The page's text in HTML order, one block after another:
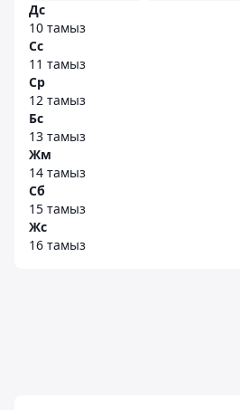
Дс
10 тамыз
Сс
11 тамыз
Ср
12 тамыз
Бс
13 тамыз
Жм
14 тамыз
Сб
15 тамыз
Жс
16 тамыз